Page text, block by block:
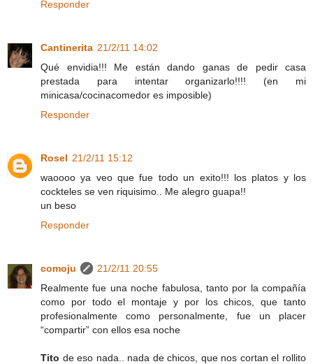
Responder
Cantinerita 21/2/11 14:02
Qué envidia!!! Me están dando ganas de pedir casa
prestada para intentar organizarlo!!!! (en mi
minicasa/cocinacomedor es imposible)
Responder
Rosel 21/2/11 15:12
waoooo ya veo que fue todo un exito!!! los platos y los
cockteles se ven riquisimo.. Me alegro guapa!!
un beso
Responder
comoju
21/2/11 20:55
Realmente fue una noche fabulosa, tanto por la compañía
como por todo el montaje y por los chicos, que tanto
profesionalmente como personalmente, fue un placer
“compartir” con ellos esa noche
Tito de eso nada.. nada de chicos, que nos cortan el rollito